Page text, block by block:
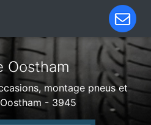
Oostham
montage pneus et
- 3945